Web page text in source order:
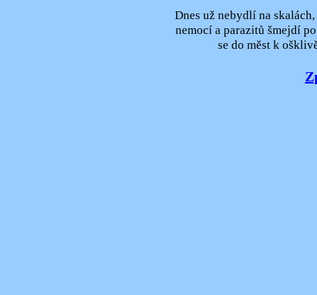
Dnes už nebydlí na
nemocí a parazitů šmejdí
se do měst k